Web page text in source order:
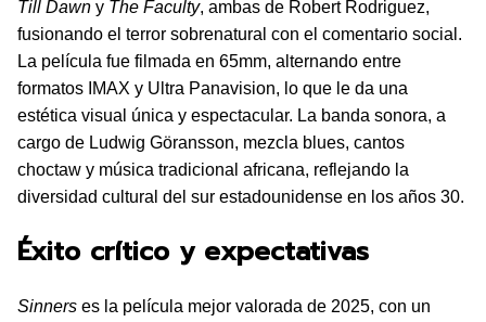
Till Dawn y The Faculty, ambas de Robert Rodriguez,
fusionando el terror sobrenatural con el comentario social.
La película fue filmada en 65mm, alternando entre
formatos IMAX y Ultra Panavision, lo que le da una
estética visual única y espectacular. La banda sonora, a
cargo de Ludwig Göransson, mezcla blues, cantos
choctaw y música tradicional africana, reflejando la
diversidad cultural del sur estadounidense en los años 30.
Éxito crítico y expectativas
Sinners es la película mejor valorada de 2025, con un